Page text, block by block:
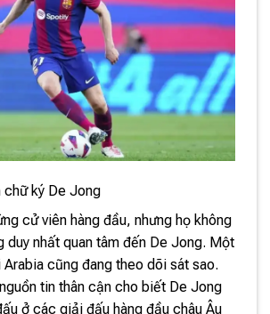
chữ ký De Jong
cử viên hàng đầu, nhưng họ không
duy nhất quan tâm đến De Jong. Một
cũng đang theo dõi sát sao.
tin thân cận cho biết De Jong
ở các giải đấu hàng đầu châu Âu